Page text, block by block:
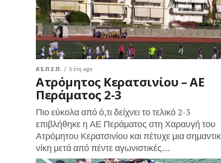
Α΄ Ε.Π.Σ.Π. 5 έτη ago
Ατρόμητος Κερατσινίου – ΑΕ
Περάματος 2-3
Πιο εύκολα από ό,τι δείχνει το τελικό 2-3
επιβλήθηκε η ΑΕ Περάματος στη Χαραυγή του
Ατρόμητου Κερατσινίου και πέτυχε μια
νίκη μετά από πέντε αγωνιστικές....